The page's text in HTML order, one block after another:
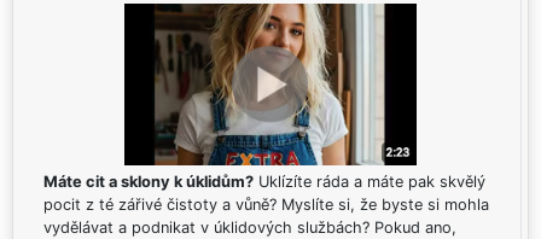
Máte cit a sklony k úklidům? Uklízíte ráda a máte pak skvělý
pocit z té zářivé čistoty a vůně? Myslíte si, že byste si mohla
vydělávat a podnikat v úklidových službách? Pokud ano,